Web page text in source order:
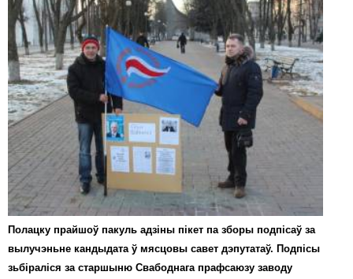
Полацку прайшоў пакуль адзіны пікет па зборы подпісаў за
вылучэньне кандыдата ў мясцовы савет дэпутатаў. Подпісы
зьбіраліся за старшыню Свабоднага прафсаюзу заводу